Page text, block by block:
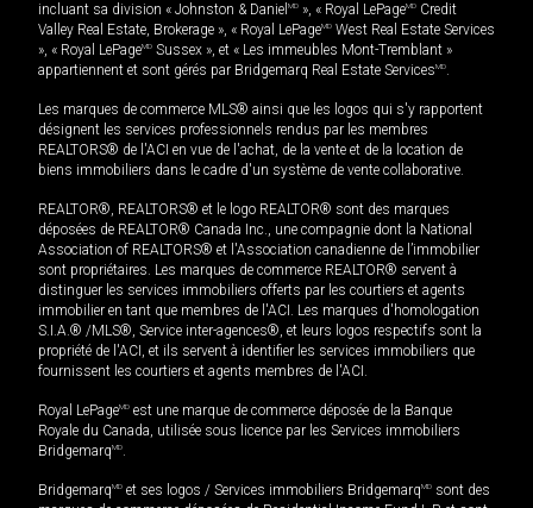
incluant sa division « Johnston & Daniel MD », « Royal LePageMD Credit
Valley Real Estate, Brokerage », « Royal LePageMD West Real Estate Services
», « Royal LePageMD Sussex », et « Les immeubles Mont-Tremblant »
appartiennent et sont gérés par Bridgemarq Real Estate ServicesMD.
Les marques de commerce MLS® ainsi que les logos qui s'y rapportent
désignent les services professionnels rendus par les membres
REALTORS® de l'ACI en vue de l'achat, de la vente et de la location de
biens immobiliers dans le cadre d'un système de vente collaborative.
REALTOR®, REALTORS® et le logo REALTOR® sont des marques
déposées de REALTOR® Canada Inc., une compagnie dont la National
Association of REALTORS® et l'Association canadienne de l’immobilier
sont propriétaires. Les marques de commerce REALTOR® servent à
distinguer les services immobiliers offerts par les courtiers et agents
immobilier en tant que membres de l'ACI. Les marques d'homologation
S.I.A.® /MLS®, Service inter-agences®, et leurs logos respectifs sont la
propriété de l'ACI, et ils servent à identifier les services immobiliers que
fournissent les courtiers et agents membres de l'ACI.
Royal LePageMD est une marque de commerce déposée de la Banque
Royale du Canada, utilisée sous licence par les Services immobiliers
BridgemarqMD.
BridgemarqMD et ses logos / Services immobiliers BridgemarqMD sont des